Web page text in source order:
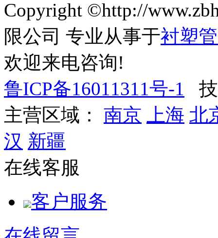
Copyright ©http://
限公司 专业从事于衬塑
欢迎来电咨询!
鲁ICP备16011311号-1
主营区域： 南京 上海 北
汉 新疆
在线客服
客户服务